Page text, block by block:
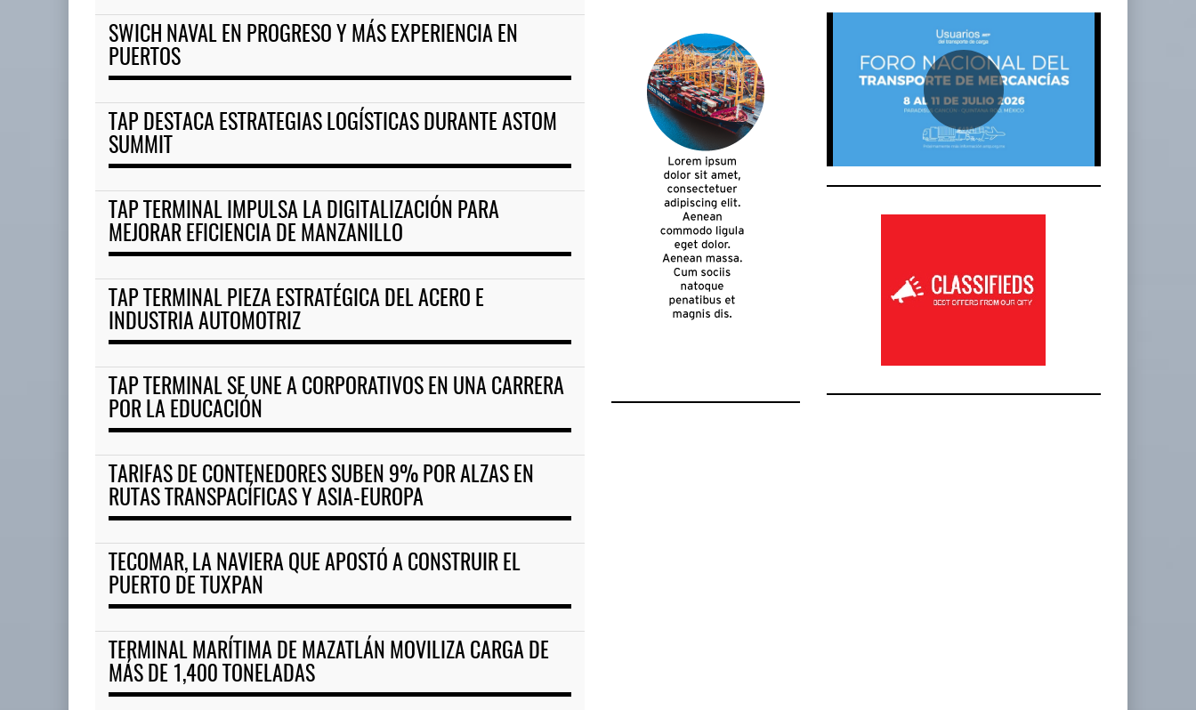
SWICH NAVAL EN PROGRESO Y MÁS EXPERIENCIA EN
PUERTOS
TAP DESTACA ESTRATEGIAS LOGÍSTICAS DURANTE ASTOM
SUMMIT
TAP TERMINAL IMPULSA LA DIGITALIZACIÓN PARA
MEJORAR EFICIENCIA DE MANZANILLO
TAP TERMINAL PIEZA ESTRATÉGICA DEL ACERO E
INDUSTRIA AUTOMOTRIZ
TAP TERMINAL SE UNE A CORPORATIVOS EN UNA CARRERA
POR LA EDUCACIÓN
TARIFAS DE CONTENEDORES SUBEN 9% POR ALZAS EN
RUTAS TRANSPACÍFICAS Y ASIA-EUROPA
TECOMAR, LA NAVIERA QUE APOSTÓ A CONSTRUIR EL
PUERTO DE TUXPAN
TERMINAL MARÍTIMA DE MAZATLÁN MOVILIZA CARGA DE
MÁS DE 1,400 TONELADAS